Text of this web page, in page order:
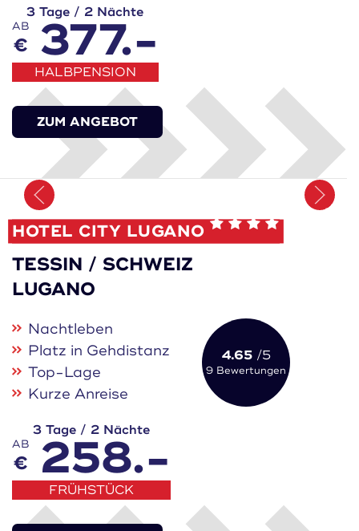
3 Tage / 2 Nächte
AB
€ 377.-
HALBPENSION
ZUM ANGEBOT
Merken
HOTEL CITY LUGANO
TESSIN / SCHWEIZ
LUGANO
Nachtleben
Platz in Gehdistanz
Top-Lage
Kurze Anreise
4.65 /5
9 Bewertungen
3 Tage / 2 Nächte
AB
€ 258.-
FRÜHSTÜCK